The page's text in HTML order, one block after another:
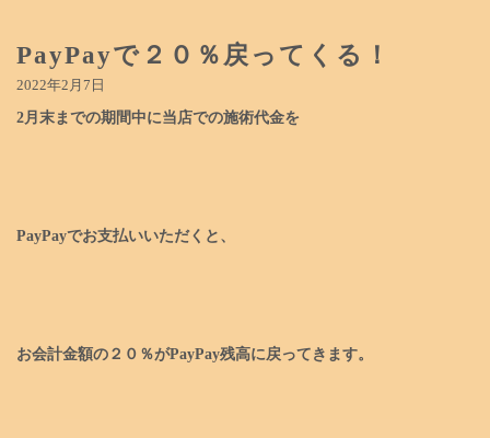
PayPayで２０％戻ってくる！
2022年2月7日
2月末までの期間中に当店での施術代金を
PayPayでお支払いいただくと、
お会計金額の２０％がPayPay残高に戻ってきます。